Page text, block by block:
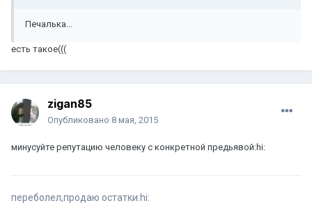
Печалька...
есть такое(((
zigan85
Опубликовано 8 мая, 2015
минусуйте репутацию человеку с конкретной предьявой:hi:
переболел,продаю остатки:hi: